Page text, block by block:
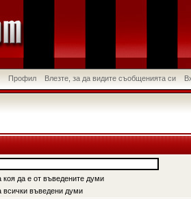
Профил Влезте, за да видите съобщенията си
коя да е от въведените думи
всички въведени думи